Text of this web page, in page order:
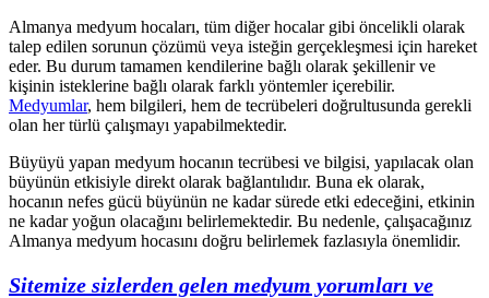
Almanya medyum hocaları, tüm diğer hocalar gibi öncelikli olarak
talep edilen sorunun çözümü veya isteğin gerçekleşmesi için hareket
eder. Bu durum tamamen kendilerine bağlı olarak şekillenir ve
kişinin isteklerine bağlı olarak farklı yöntemler içerebilir.
Medyumlar, hem bilgileri, hem de tecrübeleri doğrultusunda gerekli
olan her türlü çalışmayı yapabilmektedir.
Büyüyü yapan medyum hocanın tecrübesi ve bilgisi, yapılacak olan
büyünün etkisiyle direkt olarak bağlantılıdır. Buna ek olarak,
hocanın nefes gücü büyünün ne kadar sürede etki edeceğini, etkinin
ne kadar yoğun olacağını belirlemektedir. Bu nedenle, çalışacağınız
Almanya medyum hocasını doğru belirlemek fazlasıyla önemlidir.
Sitemize sizlerden gelen medyum yorumları ve